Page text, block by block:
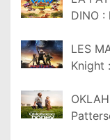
DINO
LES
Knight